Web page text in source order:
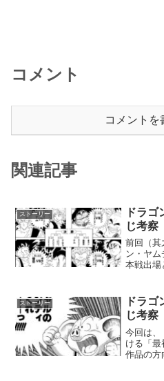
コメント
コメントを
関連記事
ストーリー
ドラ
じ考察
前回（其
ン・ヤム
本戦出場
えた今
定！！
ストーリー
ドラ
じ考察
今回は、
ける「最
作品の方